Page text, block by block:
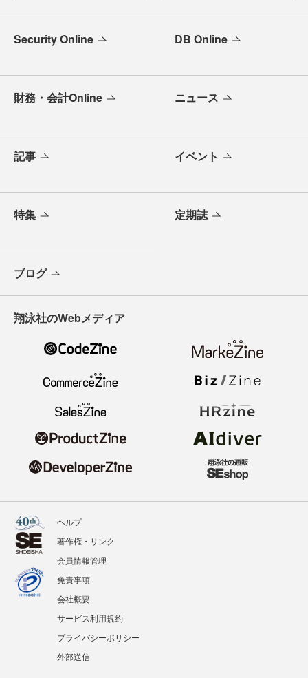
Security Online DB Online
財務・会計Online ニュース
記事 イベント
特集 定期誌
ブログ
翔泳社のWebメディア
ヘルプ
著作権・リンク
会員情報管理
免責事項
会社概要
サービス利用規約
プライバシーポリシー
外部送信